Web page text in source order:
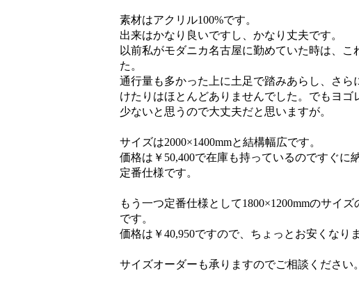
素材はアクリル100%です。
出来はかなり良いですし、かなり丈夫です。
以前私がモダニカ名古屋に勤めていた時は、
た。
通行量も多かった上に土足で踏みあらし、さ
けたりはほとんどありませんでした。でもヨ
少ないと思うので大丈夫だと思いますが。
サイズは2000×1400mmと結構幅広です。
価格は￥50,400で在庫も持っているのですぐに
定番仕様です。
もう一つ定番仕様として1800×1200mmのサイ
です。
価格は￥40,950ですので、ちょっとお安くなり
サイズオーダーも承りますのでご相談ください。